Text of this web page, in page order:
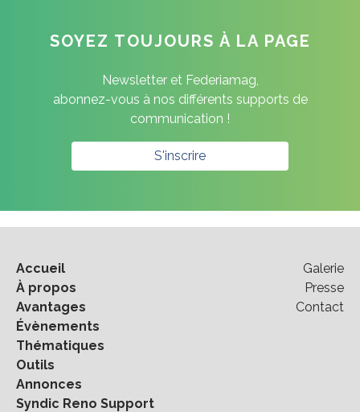
SOYEZ TOUJOURS À LA PAGE
Newsletter et Federiamag,
abonnez-vous à nos différents supports de
communication !
S'inscrire
Accueil
À propos
Avantages
Évènements
Thématiques
Outils
Annonces
Syndic Reno Support
Galerie
Presse
Contact